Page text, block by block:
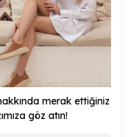
merak ettiğiniz
göz atın!